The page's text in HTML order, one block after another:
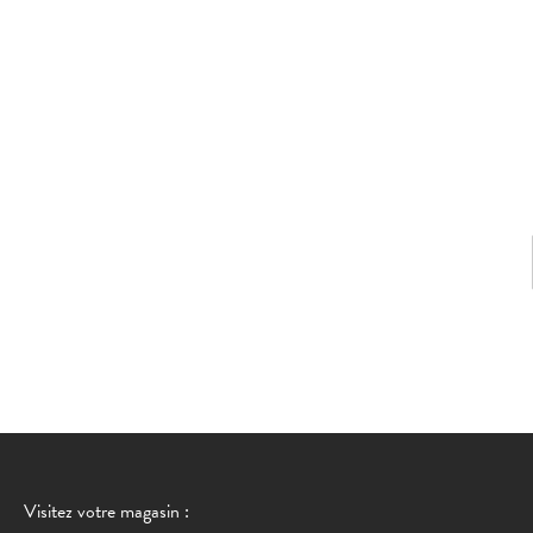
Visitez votre magasin :